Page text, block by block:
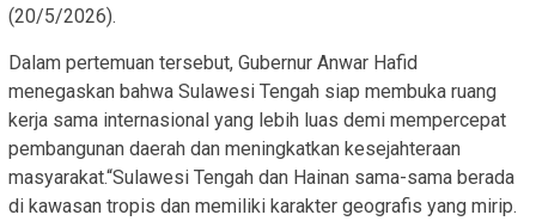
(20/5/2026).
Dalam pertemuan tersebut, Gubernur Anwar Hafid
menegaskan bahwa Sulawesi Tengah siap membuka ruang
kerja sama internasional yang lebih luas demi mempercepat
pembangunan daerah dan meningkatkan kesejahteraan
masyarakat.“Sulawesi Tengah dan Hainan sama-sama berada
di kawasan tropis dan memiliki karakter geografis yang mirip.